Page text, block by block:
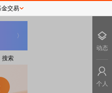
搜索
金交易
动态
个人